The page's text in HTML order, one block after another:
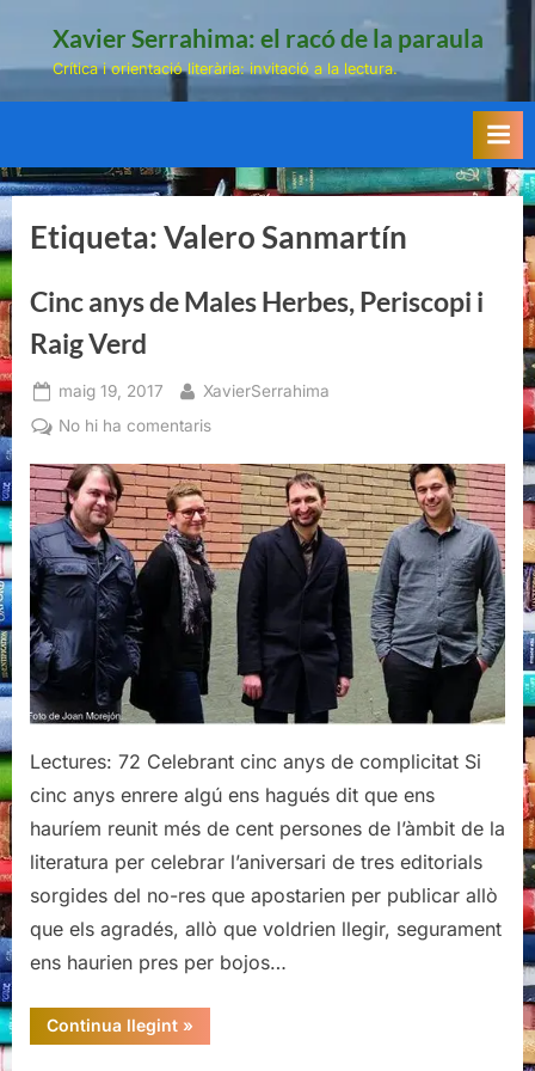
Xavier Serrahima: el racó de la paraula
Crítica i orientació literària: invitació a la lectura.
Etiqueta:Valero Sanmartín
Cinc anys de Males Herbes, Periscopi i
Raig Verd
Posted
on
maig 19, 2017 By
XavierSerrahima
No hi ha comentarisa
anys
de
Males
Herbes,
Periscopi
i
Raig
Verd
Lectures: 72 Celebrant cinc anys de complicitat Si
cinc anys enrere algú ens hagués dit que ens
hauríem reunit més de cent persones de l’àmbit de la
literatura per celebrar l’aniversari de tres editorials
sorgides del no-res que apostarien per publicar allò
que els agradés, allò que voldrien llegir, segurament
ens haurien pres per bojos…
Continua llegint“Cinc
anys
»